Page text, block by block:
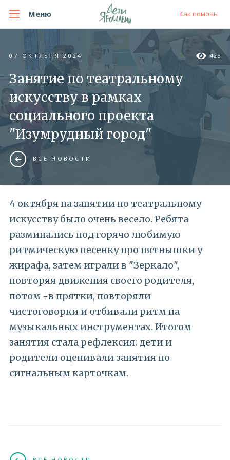
Меню Как помочь
07 ОКТЯБРЯ 2024 425
Занятие по театральному
искусству в рамках
социального проекта
"Изумрудный город"
ВСЕ НОВОСТИ
4 октября на занятии по театральному
искусству было очень весело. Ребята
разминались под горячо любимую
ритмическую песенку про пятнышки у
жирафа, затем играли в "Зеркало",
повторяя движения своего родителя,
потом -в прятки, повторяли
чистоговорки и отбивали ритм на
музыкальных инструментах. Итогом
занятия стала рефлексия: дети и
родители оценивали занятия по
сигнальным карточкам.